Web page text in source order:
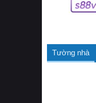
Tường nhà